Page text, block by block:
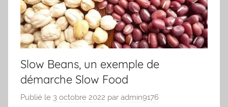
Slow Beans, un exemple de
démarche Slow Food
Publié le 3 octobre 2022 par admin9176